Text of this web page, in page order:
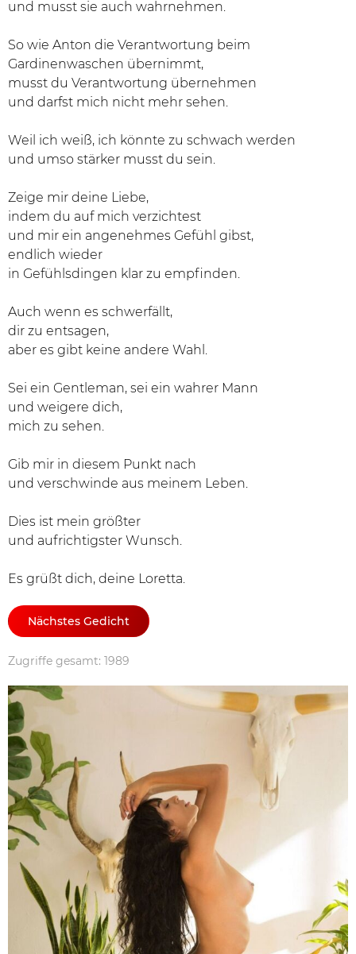
und musst sie auch wahrnehmen.
So wie Anton die Verantwortung beim
Gardinenwaschen übernimmt,
musst du Verantwortung übernehmen
und darfst mich nicht mehr sehen.
Weil ich weiß, ich könnte zu schwach werden
und umso stärker musst du sein.
Zeige mir deine Liebe,
indem du auf mich verzichtest
und mir ein angenehmes Gefühl gibst,
endlich wieder
in Gefühlsdingen klar zu empfinden.
Auch wenn es schwerfällt,
dir zu entsagen,
aber es gibt keine andere Wahl.
Sei ein Gentleman, sei ein wahrer Mann
und weigere dich,
mich zu sehen.
Gib mir in diesem Punkt nach
und verschwinde aus meinem Leben.
Dies ist mein größter
und aufrichtigster Wunsch.
Es grüßt dich, deine Loretta.
Nächstes Gedicht
Zugriffe gesamt: 1989